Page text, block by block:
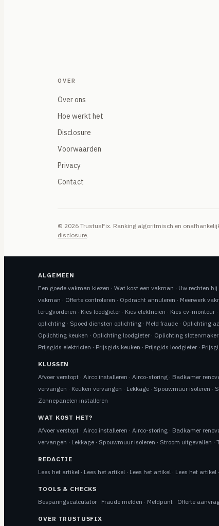
OVER
Over ons
Hoe werkt het
Disclosure
Voorwaarden
Privacy
Contact
© 2026 TrustusFix. Ranking algoritmisch en
disclosure.
ALGEMEEN
Een goede vakman kiezen ·Wat kost een vakman · Uw rechten
vakman · Offerte controleren · Opdracht annuleren · Meerwerk
terugvorderen · Kies loodgieter · Kies elektricien · Kies cv-monteur ·
oplichting · Spoed diensten oplichting · Meld fraude · Oplichting
Oplichting keuken · Oplichting loodgieter · Oplichting slotenmaker
Prijsgids elektricien · Prijsgids keuken · Prijsgids loodgieter ·
KLUSSEN
Afvoer verstopt ·Airco installeren ·Airco-storing · Badkamer
vervangen · Keuken vervangen · Lekkage · Spouwmuur isoleren ·
Zonnepanelen installeren
WAT KOST HET?
Afvoer verstopt ·Airco installeren ·Airco-storing · Badkamer
vervangen · Lekkage · Spouwmuur isoleren · Stroom uitgevallen ·
REDACTIE
Lees het artikel · Lees het artikel · Lees het artikel · Lees het artikel ·
TOOLS & CHECKS
Besparingscalculator · Fraude melden · Meldpunt · Offerte
OVER TRUSTUSFIX